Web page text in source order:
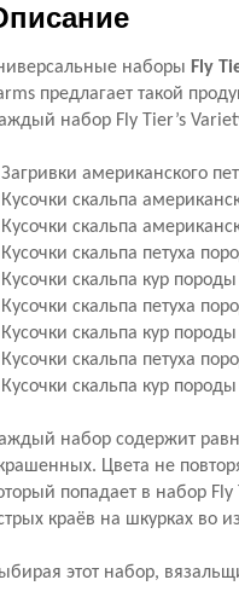
наборы Fly
предлагает такой
набор Fly Tier’s
американского
скальпа
скальпа
скальпа петуха
скальпа кур
скальпа петуха
скальпа кур
скальпа петуха
скальпа кур
набор содержит
Цвета не
попадает в набор Fly
краёв на шкурках во
этот набор,